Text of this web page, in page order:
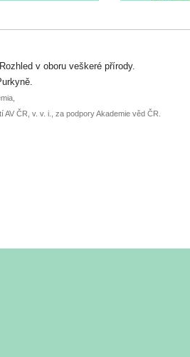
do 6. září.
nebo
v oboru veškeré přírody.
ČR, v. v. i., za podpory Akademie věd ČR.